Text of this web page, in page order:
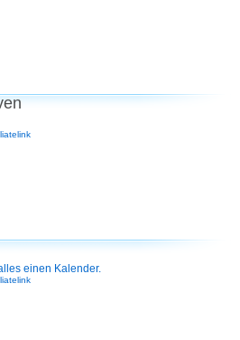
einen Kalender.